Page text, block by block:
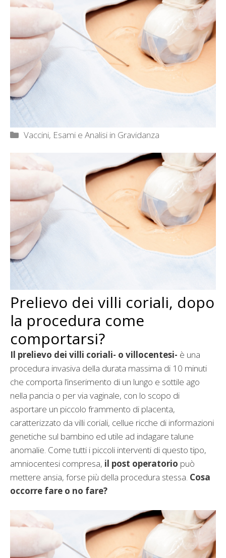
Categorie
Vaccini, Esami e Analisi in Gravidanza
Prelievo dei villi coriali, dopo
la procedura come
comportarsi?
Il prelievo dei villi coriali- o villocentesi- è una
procedura invasiva della durata massima di 10 minuti
che comporta l’inserimento di un lungo e sottile ago
nella pancia o per via vaginale, con lo scopo di
asportare un piccolo frammento di placenta,
caratterizzato da villi coriali, cellue ricche di informazioni
genetiche sul bambino ed utile ad indagare talune
anomalie. Come tutti i piccoli interventi di questo tipo,
amniocentesi compresa, il post operatorio può
mettere ansia, forse più della procedura stessa. Cosa
occorre fare o no fare?